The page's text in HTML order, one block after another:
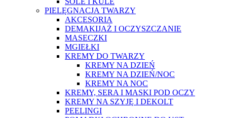
PIELĘGNACJA TWARZY
AKCESORIA
DEMAKIJAŻ I OCZYSZCZANIE
MASECZKI
MGIEŁKI
KREMY DO TWARZY
KREMY NA DZIEŃ
KREMY NA DZIEŃ/NOC
KREMY NA NOC
KREMY, SERA I MASKI POD OCZY
KREMY NA SZYJĘ I DEKOLT
PEELINGI